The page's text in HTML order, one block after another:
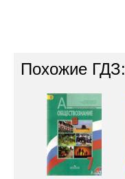
Похожие ГДЗ: